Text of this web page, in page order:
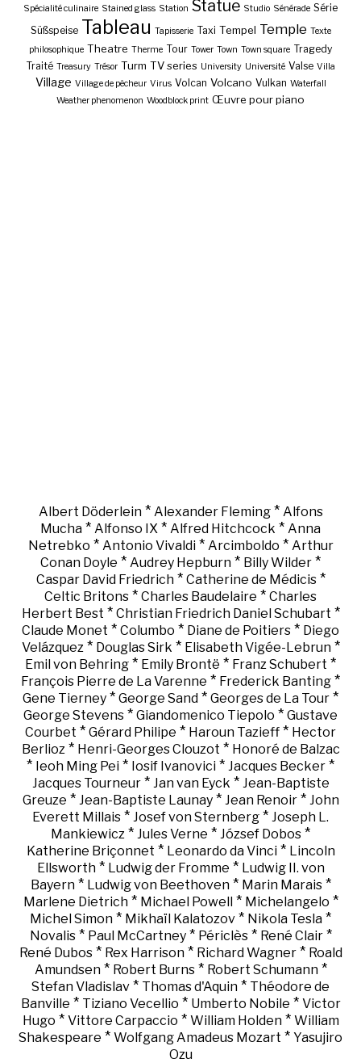
Spécialité culinaire Stained glass Station Statue Studio Sénérade Série
Süßspeise Tableau Tapisserie Taxi Tempel Temple Texte
philosophique Theatre Therme Tour Tower Town Town square Tragedy
Traité Treasury Trésor Turm TV series University Université Valse Villa
Village Village de pêcheur Virus Volcan Volcano Vulkan Waterfall
Weather phenomenon Woodblock print Œuvre pour piano
Albert Döderlein* Alexander Fleming* Alfons
Mucha * Alfonso IX * Alfred Hitchcock * Anna
Netrebko * Antonio Vivaldi* Arcimboldo * Arthur
Conan Doyle * Audrey Hepburn * Billy Wilder *
Caspar David Friedrich* Catherine de Médicis*
Celtic Britons * Charles Baudelaire * Charles
Herbert Best * Christian Friedrich Daniel Schubart *
Claude Monet * Columbo * Diane de Poitiers * Diego
Velázquez * Douglas Sirk * Elisabeth Vigée-Lebrun*
Emil von Behring * Emily Brontë * Franz Schubert *
François Pierre de La Varenne * Frederick Banting *
Gene Tierney * George Sand * Georges de La Tour *
George Stevens * Giandomenico Tiepolo * Gustave
Courbet * Gérard Philipe * Haroun Tazieff * Hector
Berlioz * Henri-Georges Clouzot * Honoré de Balzac
* Ieoh Ming Pei * Iosif Ivanovici * Jacques Becker *
Jacques Tourneur* Jan van Eyck * Jean-Baptiste
Greuze * Jean-Baptiste Launay* Jean Renoir* John
Everett Millais * Josef von Sternberg * Joseph L.
Mankiewicz * Jules Verne * József Dobos *
Katherine Briçonnet * Leonardo da Vinci* Lincoln
Ellsworth* Ludwig der Fromme * Ludwig II. von
Bayern* Ludwig von Beethoven* Marin Marais*
Marlene Dietrich* Michael Powell* Michelangelo *
Michel Simon * Mikhaïl Kalatozov * Nikola Tesla *
Novalis* Paul McCartney* Périclès* René Clair*
René Dubos* Rex Harrison* Richard Wagner* Roald
Amundsen* Robert Burns* Robert Schumann*
Stefan Vladislav * Thomas d'Aquin * Théodore de
Banville * Tiziano Vecellio * Umberto Nobile * Victor
Hugo * Vittore Carpaccio * William Holden* William
Shakespeare * Wolfgang Amadeus Mozart * Yasujiro
Ozu